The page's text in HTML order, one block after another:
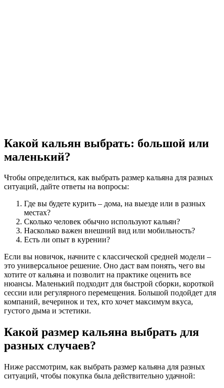
Какой кальян выбрать: большой или
маленький?
Чтобы определиться, как выбрать размер кальяна для разных
ситуаций, дайте ответы на вопросы:
Где вы будете курить – дома, на выезде или в разных
местах?
Сколько человек обычно используют кальян?
Насколько важен внешний вид или мобильность?
Есть ли опыт в курении?
Если вы новичок, начните с классической средней модели –
это универсальное решение. Оно даст вам понять, чего вы
хотите от кальяна и позволит на практике оценить все
нюансы. Маленький подходит для быстрой сборки, короткой
сессии или регулярного перемещения. Большой подойдет для
компаний, вечеринок и тех, кто хочет максимум вкуса,
густого дыма и эстетики.
Какой размер кальяна выбрать для
разных случаев?
Ниже рассмотрим, как выбрать размер кальяна для разных
ситуаций, чтобы покупка была действительно удачной: